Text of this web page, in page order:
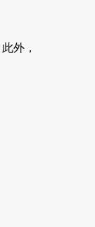
外，